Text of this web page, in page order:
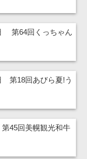
第64回くっちゃん
第18回あびら夏!う
45回美幌観光和牛